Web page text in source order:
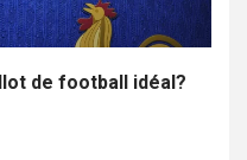
de football idéal?